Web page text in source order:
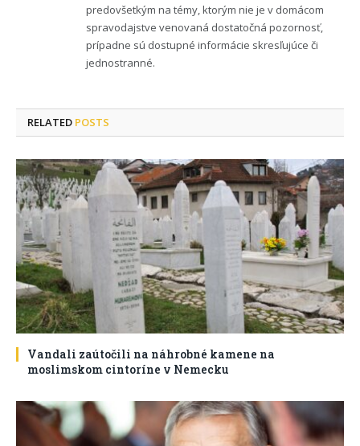
predovšetkým na témy, ktorým nie je v domácom
spravodajstve venovaná dostatočná pozornosť,
prípadne sú dostupné informácie skresľujúce či
jednostranné.
RELATED POSTS
Vandali zaútočili na náhrobné kamene na
moslimskom cintoríne v Nemecku